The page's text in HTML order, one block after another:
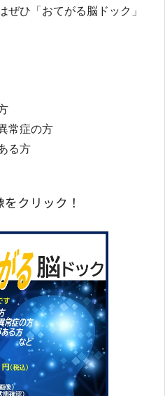
ぜひ「おてがる脳ドック」
常症の方
る方
クリック！